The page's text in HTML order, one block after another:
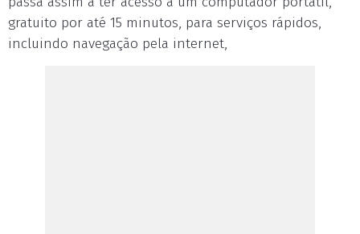
gratuito por até 15 minutos, para serviços rápidos,
incluindo navegação pela internet,